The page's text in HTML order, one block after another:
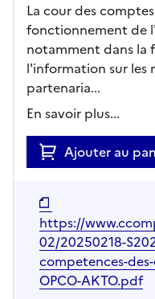
La cour des
fonctionnement de
notamment dans la
l'information sur les
partenaria...
En savoir plus...
Ajouter au
https://
02/20250218-
competences-
OPCO-AKTO.pdf